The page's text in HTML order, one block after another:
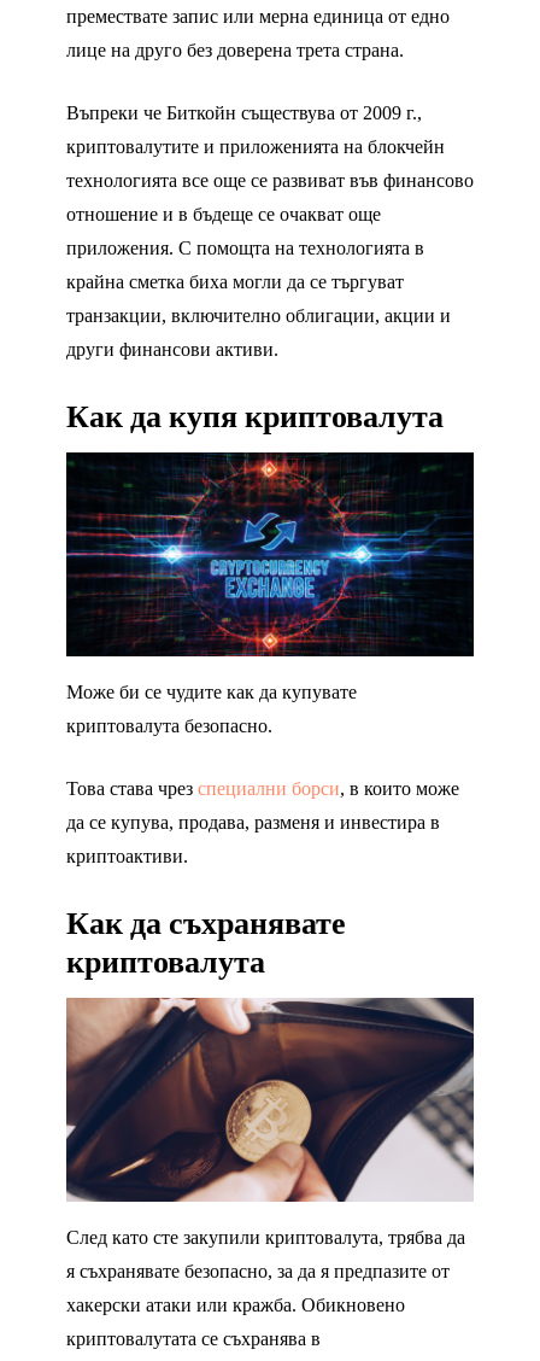
премествате запис или мерна единица от едно
лице на друго без доверена трета страна.
Въпреки че Биткойн съществува от 2009 г.,
криптовалутите и приложенията на блокчейн
технологията все още се развиват във финансово
отношение и в бъдеще се очакват още
приложения. С помощта на технологията в
крайна сметка биха могли да се търгуват
транзакции, включително облигации, акции и
други финансови активи.
Как да купя криптовалута
Може би се чудите как да купувате
криптовалута безопасно.
Това става чрез специални борси, в които може
да се купува, продава, разменя и инвестира в
криптоактиви.
Как да съхранявате
криптовалута
След като сте закупили криптовалута, трябва да
я съхранявате безопасно, за да я предпазите от
хакерски атаки или кражба. Обикновено
криптовалутата се съхранява в